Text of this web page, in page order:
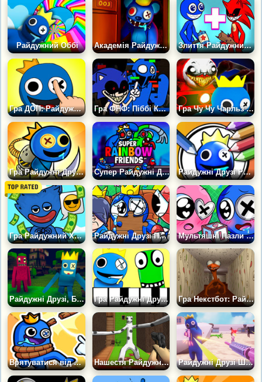
Райдужний Оббі Академія Райдужний Шлях до Райдужного Куба 3D Злиття Райдужних Друзів
Гра ДОП: Райдужні Друзі Гра ФНФ: Піббі Кошмарне Зло Гра Чу Чу Чарльз і Райдужні Друзі: Хованки
Гра Райдужні Друзі: Ракетний Ніндзя Супер Райдужні Друзі Райдужні Друзі Розмальовки
Гра Райдужний Хагі: Блогер Райдужні Друзі Пазли Мультяшні Пазли Райдужні Друзі
Райдужні Друзі, Банан і Гренні Гра Райдужні Друзі: Піаніно Гра Некстбот: Райдужні Друзі
Врятуватися від Райдужного Монстра Нашестя Райдужних Друзів Райдужні Друзі Шутер